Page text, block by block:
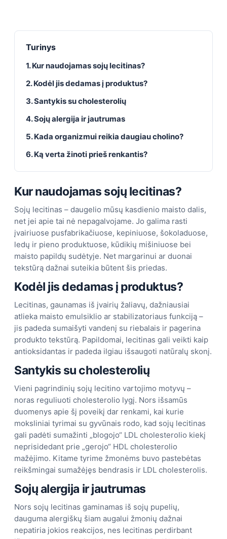
Turinys
1. Kur naudojamas sojų lecitinas?
2. Kodėl jis dedamas į produktus?
3. Santykis su cholesterolių
4. Sojų alergija ir jautrumas
5. Kada organizmui reikia daugiau cholino?
6. Ką verta žinoti prieš renkantis?
Kur naudojamas sojų lecitinas?
Sojų lecitinas – daugelio mūsų kasdienio maisto dalis,
net jei apie tai nė nepagalvojame. Jo galima rasti
įvairiuose pusfabrikačiuose, kepiniuose, šokoladuose,
ledų ir pieno produktuose, kūdikių mišiniuose bei
maisto papildų sudėtyje. Net margarinui ar duonai
tekstūrą dažnai suteikia būtent šis priedas.
Kodėl jis dedamas į produktus?
Lecitinas, gaunamas iš įvairių žaliavų, dažniausiai
atlieka maisto emulsiklio ar stabilizatoriaus funkciją –
jis padeda sumaišyti vandenį su riebalais ir pagerina
produkto tekstūrą. Papildomai, lecitinas gali veikti kaip
antioksidantas ir padeda ilgiau išsaugoti natūralų skonį.
Santykis su cholesterolių
Vieni pagrindinių sojų lecitino vartojimo motyvų –
noras reguliuoti cholesterolio lygį. Nors išsamūs
duomenys apie šį poveikį dar renkami, kai kurie
moksliniai tyrimai su gyvūnais rodo, kad sojų lecitinas
gali padėti sumažinti „blogojo“ LDL cholesterolio kiekį
neprisidedant prie „gerojo“ HDL cholesterolio
mažėjimo. Kitame tyrime žmonėms buvo pastebėtas
reikšmingai sumažėjęs bendrasis ir LDL cholesterolis.
Sojų alergija ir jautrumas
Nors sojų lecitinas gaminamas iš sojų pupelių,
dauguma alergiškų šiam augalui žmonių dažnai
nepatiria jokios reakcijos, nes lecitinas perdirbant